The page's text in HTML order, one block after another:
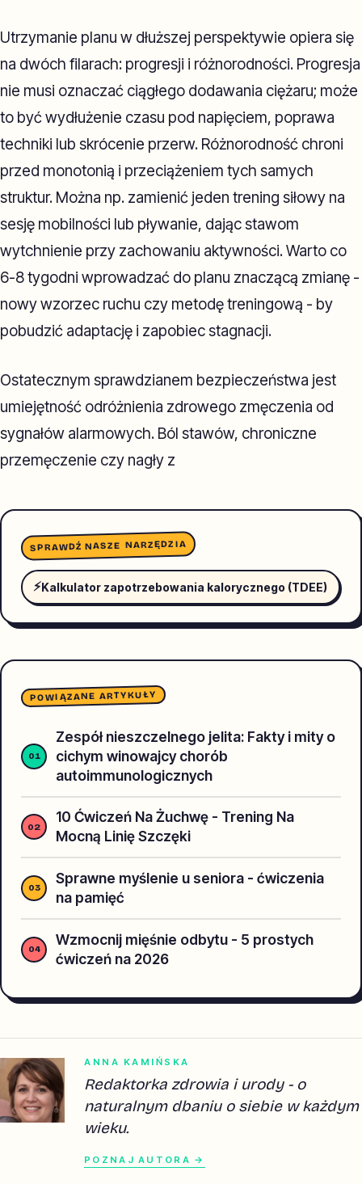
Utrzymanie planu w dłuższej perspektywie opiera się
na dwóch filarach: progresji i różnorodności. Progresja
nie musi oznaczać ciągłego dodawania ciężaru; może
to być wydłużenie czasu pod napięciem, poprawa
techniki lub skrócenie przerw. Różnorodność chroni
przed monotonią i przeciążeniem tych samych
struktur. Można np. zamienić jeden trening siłowy na
sesję mobilności lub pływanie, dając stawom
wytchnienie przy zachowaniu aktywności. Warto co
6-8 tygodni wprowadzać do planu znaczącą zmianę -
nowy wzorzec ruchu czy metodę treningową - by
pobudzić adaptację i zapobiec stagnacji.
Ostatecznym sprawdzianem bezpieczeństwa jest
umiejętność odróżnienia zdrowego zmęczenia od
sygnałów alarmowych. Ból stawów, chroniczne
przemęczenie czy nagły z
SPRAWDŹ NASZE NARZĘDZIA
⚡Kalkulator zapotrzebowania kalorycznego (TDEE)
POWIĄZANE ARTYKUŁY
Zespół nieszczelnego jelita: Fakty i mity o
cichym winowajcy chorób
autoimmunologicznych
10 Ćwiczeń Na Żuchwę - Trening Na
Mocną Linię Szczęki
Sprawne myślenie u seniora - ćwiczenia
na pamięć
Wzmocnij mięśnie odbytu - 5 prostych
ćwiczeń na 2026
ANNA KAMIŃSKA
Redaktorka zdrowia i urody - o
naturalnym dbaniu o siebie w każdym
wieku.
POZNAJ AUTORA →